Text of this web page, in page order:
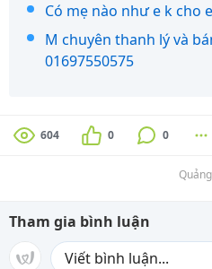
Có mẹ nào như e k cho
M chuyên thanh lý và
01697550575
604 0 0
Tham gia bình luận